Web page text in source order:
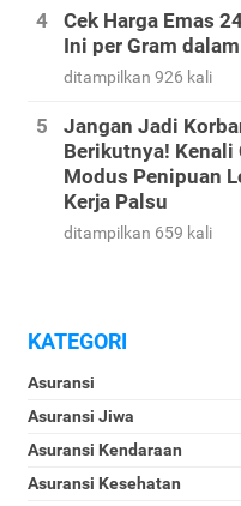
Cek Harga Emas
Ini per Gram
ditampilkan 926 kali
Jangan Jadi
Berikutnya! Kenali
Modus Penipuan
Kerja Palsu
ditampilkan 659 kali
KATEGORI
Asuransi
Asuransi Jiwa
Asuransi Kendaraan
Asuransi Kesehatan